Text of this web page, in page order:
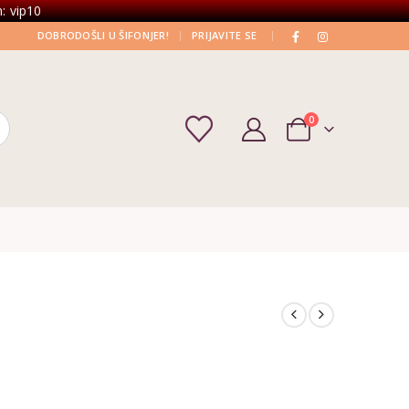
vip10
DOBRODOŠLI U ŠIFONJER! | PRIJAVITE SE |
0